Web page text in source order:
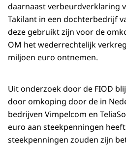
daarnaast verbeurdverklaring
Takilant in een dochterbedrijf
deze gebruikt zijn voor de
OM het wederrechtelijk
miljoen euro ontnemen.
Uit onderzoek door de FIOD
door omkoping door de in
bedrijven Vimpelcom en
euro aan steekpenningen
steekpenningen zouden zijn